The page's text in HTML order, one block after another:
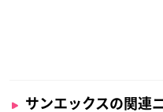
サンエックスの関連